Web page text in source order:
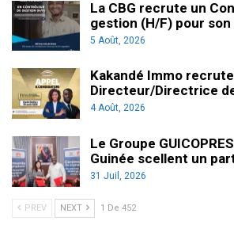
La CBG recrute un
gestion (H/F) pour
5 Août, 2026
Kakandé Immo
Directeur/Directrice
4 Août, 2026
Le Groupe
Guinée scellent un
31 Juil, 2026
PREV NEXT 1 De 452